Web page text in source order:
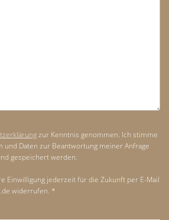
zur Kenntnis genommen. Ich stimme
und Daten zur Beantwortung meiner Anfrage
gespeichert werden.
Einwilligung jederzeit für die Zukunft per E-Mail
widerrufen. *